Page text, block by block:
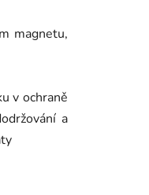
magnetu,
v ochraně
a